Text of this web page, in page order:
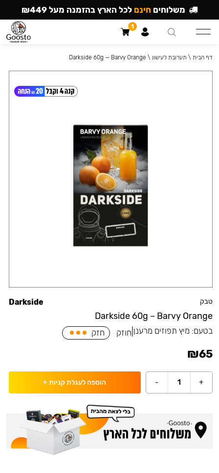
טבק
Darkside 60g – Barvy Orange
Darkside
בטעם: מיץ תפוזים מרענן חוזק חזק
₪65
+
1
- הוספה לעגלת קניות +
דף הבית \ תערובת לעישון \
Darkside 60g — Barvy Orange
משלוחים חינם לכל הארץ בהזמנה מעל ₪449
1